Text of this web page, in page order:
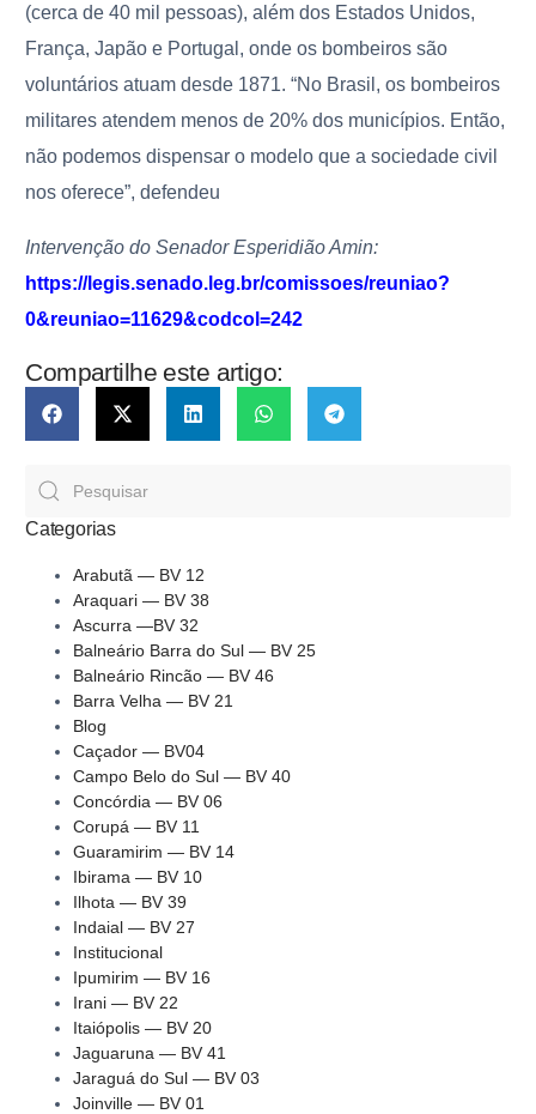
(cerca de 40 mil pessoas), além dos Estados Unidos,
França, Japão e Portugal, onde os bombeiros são
voluntários atuam desde 1871. “No Brasil, os bombeiros
militares atendem menos de 20% dos municípios. Então,
não podemos dispensar o modelo que a sociedade civil
nos oferece”, defendeu
Intervenção do Senador Esperidião Amin:
https://legis.senado.leg.br/comissoes/reuniao?
0&reuniao=11629&codcol=242
Compartilhe este artigo:
Categorias
Arabutã — BV 12
Araquari — BV 38
Ascurra —BV 32
Balneário Barra do Sul — BV 25
Balneário Rincão — BV 46
Barra Velha — BV 21
Blog
Caçador — BV04
Campo Belo do Sul — BV 40
Concórdia — BV 06
Corupá — BV 11
Guaramirim — BV 14
Ibirama — BV 10
Ilhota — BV 39
Indaial — BV 27
Institucional
Ipumirim — BV 16
Irani — BV 22
Itaiópolis — BV 20
Jaguaruna — BV 41
Jaraguá do Sul — BV 03
Joinville — BV 01